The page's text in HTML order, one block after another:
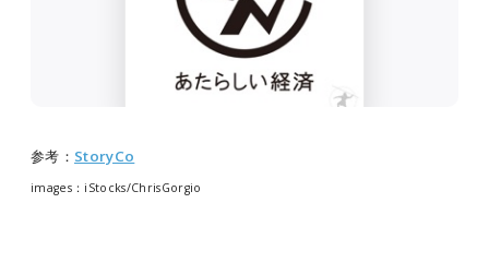
参考： StoryCo
images：iStocks/ChrisGorgio